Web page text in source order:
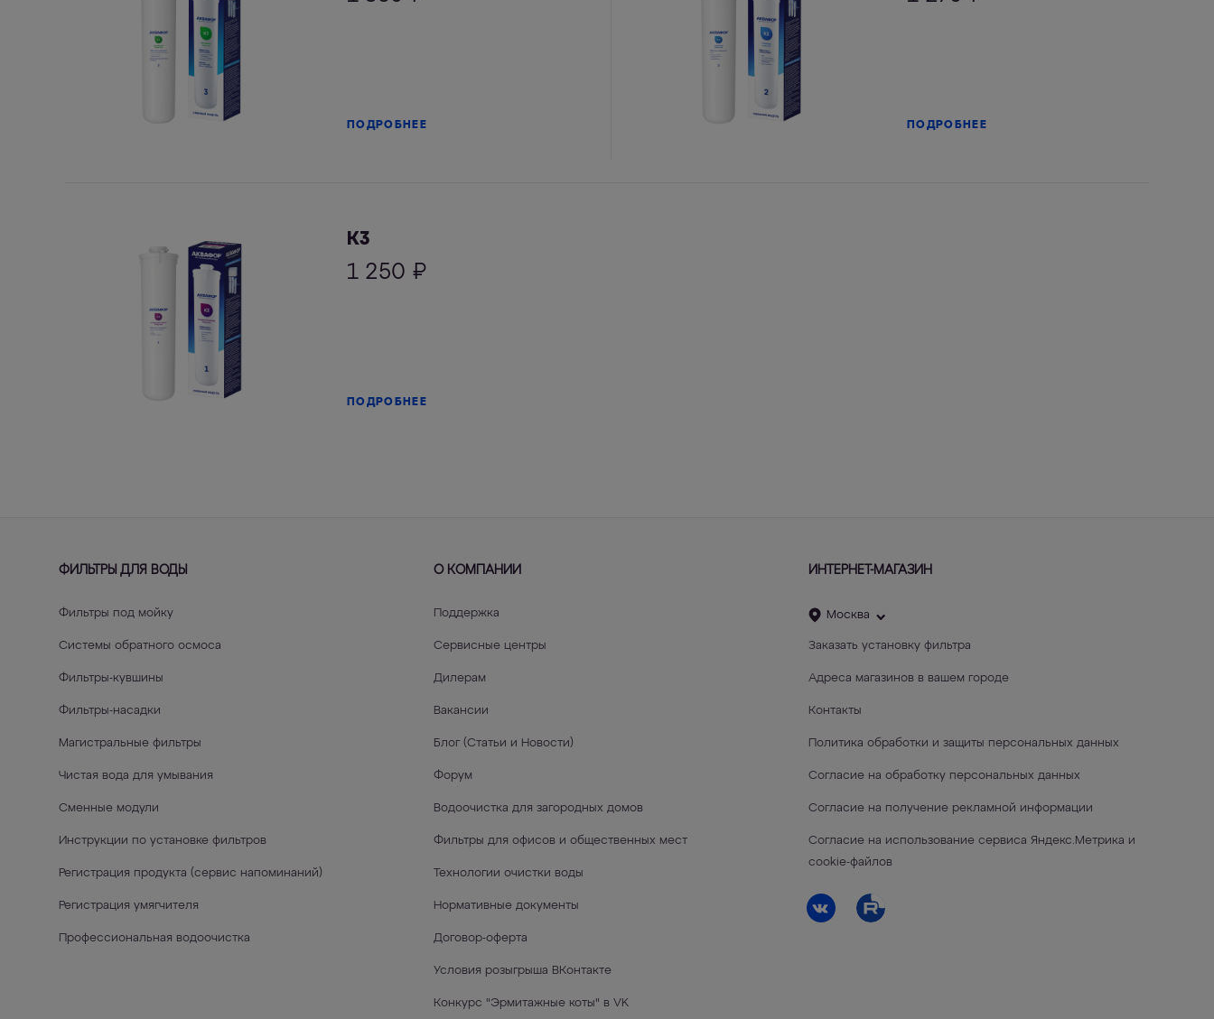
ПОДРОБНЕЕ ПОДРОБНЕЕ
К3
1 250 ₽
ПОДРОБНЕЕ
ФИЛЬТРЫ ДЛЯ ВОДЫ
Фильтры под мойку
Системы обратного осмоса
Фильтры-кувшины
Фильтры-насадки
Магистральные фильтры
Чистая вода для умывания
Сменные модули
Инструкции по установке фильтров
Регистрация продукта (сервис напоминаний)
Регистрация умягчителя
Профессиональная водоочистка
О КОМПАНИИ
Поддержка
Сервисные центры
Дилерам
Вакансии
Блог (Статьи и Новости)
Форум
Водоочистка для загородных домов
Фильтры для офисов и общественных мест
Технологии очистки воды
Нормативные документы
Договор-оферта
Условия розыгрыша ВКонтакте
Конкурс "Эрмитажные коты" в VK
ИНТЕРНЕТ-МАГАЗИН
Москва
Заказать установку фильтра
Адреса магазинов в вашем городе
Контакты
Политика обработки и защиты персональных данных
Согласие на обработку персональных данных
Согласие на получение рекламной информации
Согласие на использование сервиса Яндекс.Метрика и
cookie-файлов